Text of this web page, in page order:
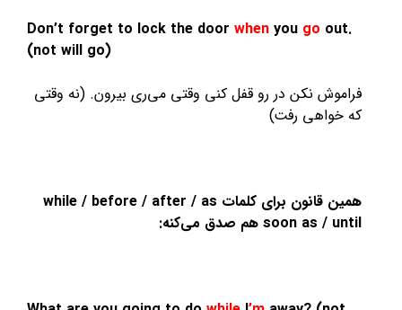
Don’t forget to lock the door when you go out.
(not will go)
فراموش نکن در رو قفل کنی وقتی می‌ری بیرون. (نه وقتی
که خواهی رفت)
همین قانون برای کلمات while / before / after / as
soon as / until هم صدق می‌کنه: